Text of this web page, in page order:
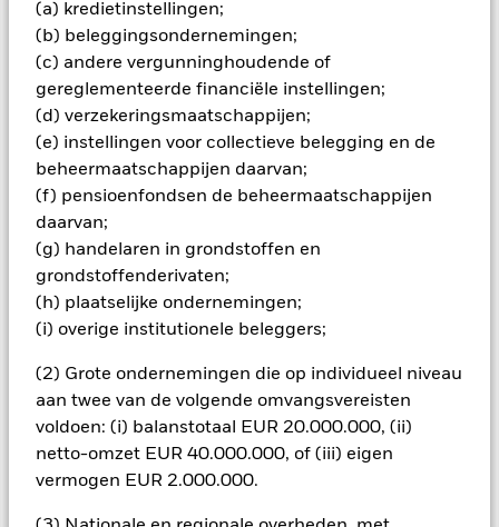
(a) kredietinstellingen;
(b) beleggingsondernemingen;
(c) andere vergunninghoudende of
gereglementeerde financiële instellingen;
(d) verzekeringsmaatschappijen;
(e) instellingen voor collectieve belegging en de
beheermaatschappijen daarvan;
(f) pensioenfondsen de beheermaatschappijen
daarvan;
(g) handelaren in grondstoffen en
grondstoffenderivaten;
(h) plaatselijke ondernemingen;
(i) overige institutionele beleggers;
(2) Grote ondernemingen die op individueel niveau
aan twee van de volgende omvangsvereisten
voldoen: (i) balanstotaal EUR 20.000.000, (ii)
netto-omzet EUR 40.000.000, of (iii) eigen
vermogen EUR 2.000.000.
Het Fonds maakt gebruik van kwantitatieve modellen om
beleggingsbeslissingen te nemen. Naarmate de
marktdynamiek in de loop der tijd verandert, kan een
kwantitatief model in bepaalde marktomstandigheden
minder efficiënt worden of zelfs tekortkomingen vertonen.
Alle aandelenklassen met valutahedging van dit fonds
gebruiken derivaten om valutarisico's af te dekken. Het
gebruik van derivaten voor een aandelenklasse kan een
potentieel besmettingsrisico (ook bekend als spill-over) voor
andere aandelenklassen in het fonds betekenen. De
beheermaatschappij van het fonds waarborgt dat er
geschikte procedures worden gebruikt om het
besmettingsrisico voor andere aandelenklassen te
minimaliseren. Via het uitklapvakje direct onder de naam van
fonds bekijken – aandelenklassen met valutahedging worden
aangegeven door het woord 'Hedged' in de naam van de
aandelenklasse. Daarnaast is een volledige lijst van alle
aandelenklassen met valutahedging op aanvraag
verkrijgbaar bij de beheermaatschappij van het fonds.